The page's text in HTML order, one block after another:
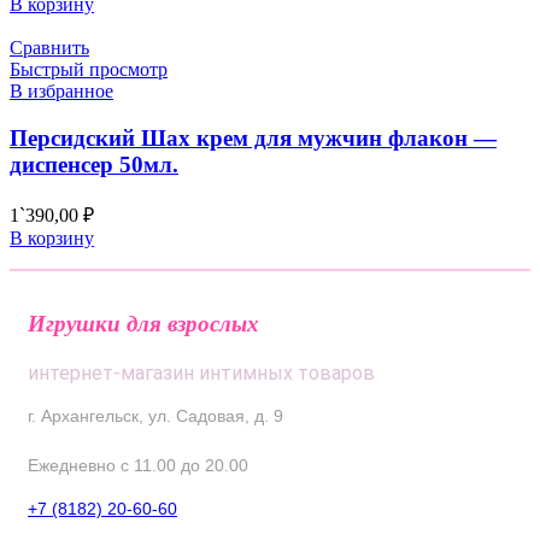
В корзину
Сравнить
Быстрый просмотр
В избранное
Персидский Шах крем для мужчин флакон —
диспенсер 50мл.
1`390,00 ₽
В корзину
Игрушки для взрослых
интернет-магазин интимных товаров
г. Архангельск, ул. Садовая, д. 9
Ежедневно с 11.00 до 20.00
+7 (8182) 20-60-60